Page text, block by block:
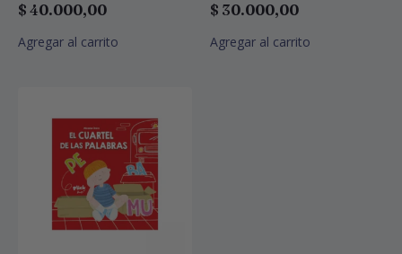
$ 40.000,00
Agregar al carrito
$ 30.000,00
Agregar al carrito